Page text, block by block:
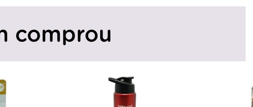
comprou